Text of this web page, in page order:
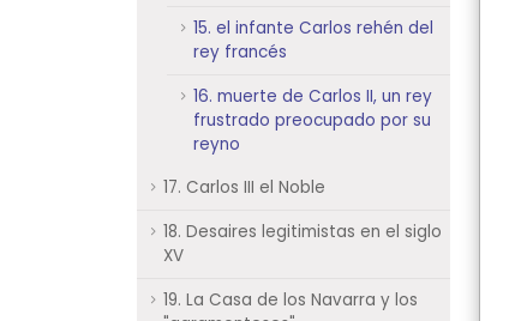
15. el infante Carlos rehén del
rey francés
16. muerte de Carlos II, un rey
frustrado preocupado por su
reyno
17. Carlos III el Noble
18. Desaires legitimistas en el siglo
XV
19. La Casa de los Navarra y los